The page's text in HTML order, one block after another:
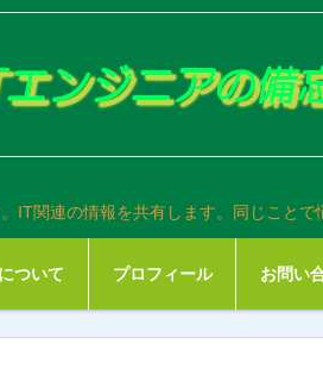
IT関連の情報を共有します。同じことで
ついて プロフィール お問い